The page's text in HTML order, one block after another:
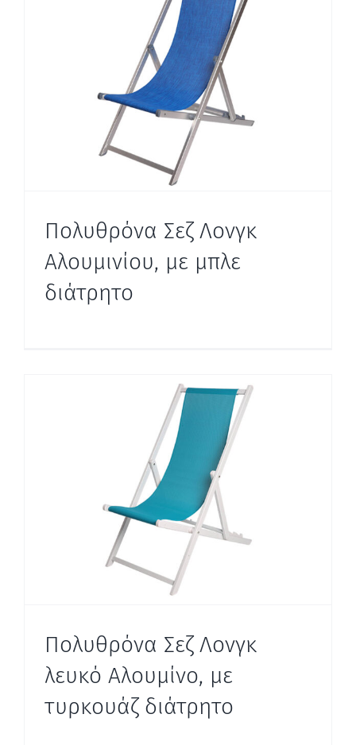
Πολυθρόνα Σεζ Λονγκ
Αλουμινίου, με μπλε
διάτρητο
Πολυθρόνα Σεζ Λονγκ
λευκό Αλουμίνο, με
τυρκουάζ διάτρητο